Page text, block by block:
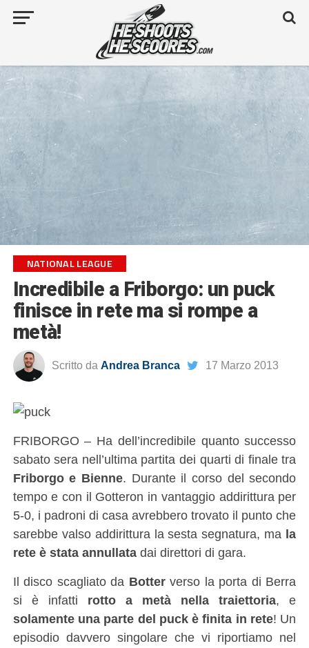
NATIONAL LEAGUE
Incredibile a Friborgo: un puck
finisce in rete ma si rompe a
metà!
Scritto da Andrea Branca 17 Marzo 2013
FRIBORGO – Ha dell’incredibile quanto successo
sabato sera nell’ultima partita dei quarti di finale tra
Friborgo e Bienne. Durante il corso del secondo
tempo e con il Gotteron in vantaggio addirittura per
5-0, i padroni di casa avrebbero trovato il punto che
sarebbe valso addirittura la sesta segnatura, ma la
rete è stata annullatadai direttori di gara.
Il disco scagliato da Botterverso la porta di Berra
si è infatti rotto a metà nella traiettoria, e
solamente una parte del puck è finita in rete! Un
episodio davvero singolare che vi riportiamo nel